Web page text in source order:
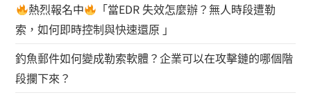
熱烈報名中
「當EDR 失效怎麼辦？無人時段遭勒
索，如何即時控制與快速還原 」
釣魚郵件如何變成勒索軟體？企業可以在攻擊鏈的哪個階
段攔下來？